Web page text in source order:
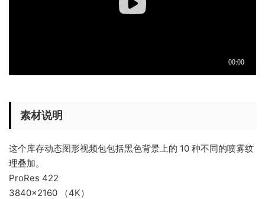
素材说明
这个库存动态图形视频包包括黑色背景上的 10 种不同的喷雾纹
理叠加。
ProRes 422
3840×2160 （4K）